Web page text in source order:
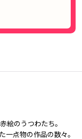
絵のうつわたち。
一点物の作品の数々。